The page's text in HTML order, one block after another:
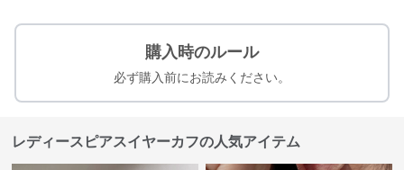
購入時のルール
必ず購入前にお読みください。
レディースピアスイヤーカフの人気アイテム